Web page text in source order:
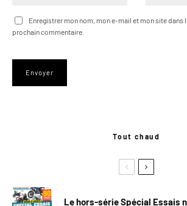
Enregistrer mon nom, mon e-mail et mon site dans
prochain commentaire.
Tout chaud
Le hors-série Spécial Essais